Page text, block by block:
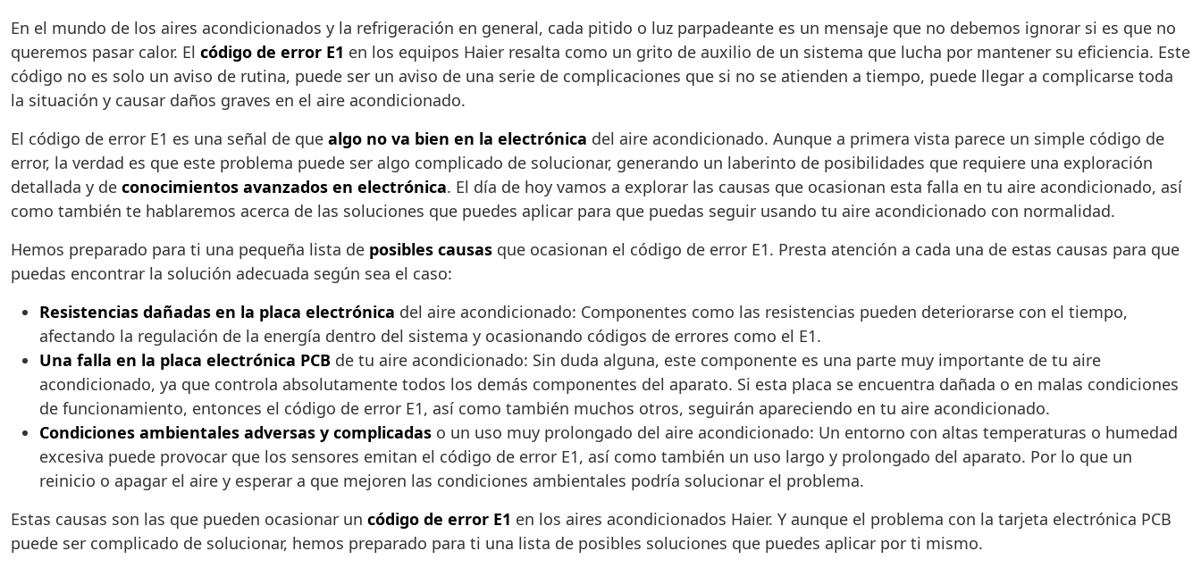
En el mundo de los aires acondicionados y la refrigeración en general, cada pitido o luz parpadeante es un mensaje que no debemos ignorar si es que no
queremos pasar calor. El código de error E1 en los equipos Haier resalta como un grito de auxilio de un sistema que lucha por mantener su eficiencia. Este
código no es solo un aviso de rutina, puede ser un aviso de una serie de complicaciones que si no se atienden a tiempo, puede llegar a complicarse toda
la situación y causar daños graves en el aire acondicionado.
El código de error E1 es una señal de que algo no va bien en la electrónica del aire acondicionado. Aunque a primera vista parece un simple código de
error, la verdad es que este problema puede ser algo complicado de solucionar, generando un laberinto de posibilidades que requiere una exploración
detallada y de conocimientos avanzados en electrónica. El día de hoy vamos a explorar las causas que ocasionan esta falla en tu aire acondicionado, así
como también te hablaremos acerca de las soluciones que puedes aplicar para que puedas seguir usando tu aire acondicionado con normalidad.
Hemos preparado para ti una pequeña lista de posibles causas que ocasionan el código de error E1. Presta atención a cada una de estas causas para que
puedas encontrar la solución adecuada según sea el caso:
Resistencias dañadas en la placa electrónica del aire acondicionado: Componentes como las resistencias pueden deteriorarse con el tiempo,
afectando la regulación de la energía dentro del sistema y ocasionando códigos de errores como el E1.
Una falla en la placa electrónica PCB de tu aire acondicionado: Sin duda alguna, este componente es una parte muy importante de tu aire
acondicionado, ya que controla absolutamente todos los demás componentes del aparato. Si esta placa se encuentra dañada o en malas condiciones
de funcionamiento, entonces el código de error E1, así como también muchos otros, seguirán apareciendo en tu aire acondicionado.
Condiciones ambientales adversas y complicadas o un uso muy prolongado del aire acondicionado: Un entorno con altas temperaturas o humedad
excesiva puede provocar que los sensores emitan el código de error E1, así como también un uso largo y prolongado del aparato. Por lo que un
reinicio o apagar el aire y esperar a que mejoren las condiciones ambientales podría solucionar el problema.
Estas causas son las que pueden ocasionar un código de error E1 en los aires acondicionados Haier. Y aunque el problema con la tarjeta electrónica PCB
puede ser complicado de solucionar, hemos preparado para ti una lista de posibles soluciones que puedes aplicar por ti mismo.